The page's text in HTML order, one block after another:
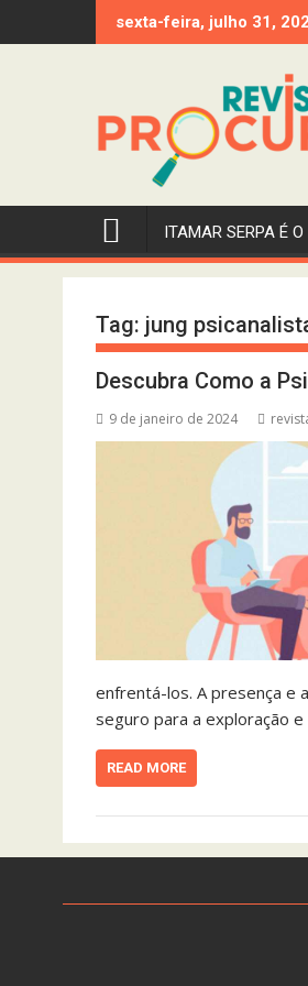
to
sexta-feira, julho 31,
ITAMAR SERPA É
Tag: jung
Descubra Como a
9 de janeiro de 2024
enfrentá-los. A presença e
seguro para a exploração
READ MORE